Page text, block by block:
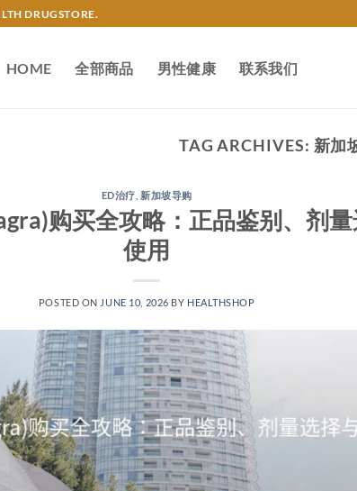
DRUGSTORE.
HOME 全部商品 男性健康 联系我们
TAG ARCHIVES: 新加
ED治疗 ,新加坡导购
购买全攻略：正品鉴别、剂
使用
POSTED ON JUNE 10, 2026 BY HEALTHSHOP